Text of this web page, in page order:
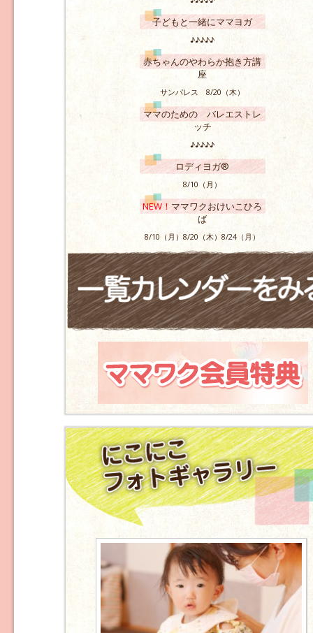
子どもと一緒にママヨガ
♪♪♪♪♪
赤ちゃんのやわらか抱き方講
座
サンパレス 8/20（木）
ママのための バレエストレ
ッチ
♪♪♪♪♪
ロディヨガ®
8/10（月）
NEW！ママワクおけいこひろ
ば
8/10（月）8/20（木）8/24（月）